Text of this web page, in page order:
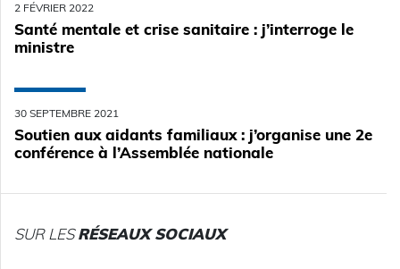
2 FÉVRIER 2022
Santé mentale et crise sanitaire : j’interroge le
ministre
30 SEPTEMBRE 2021
Soutien aux aidants familiaux : j’organise une 2e
conférence à l’Assemblée nationale
SUR LESRÉSEAUX SOCIAUX